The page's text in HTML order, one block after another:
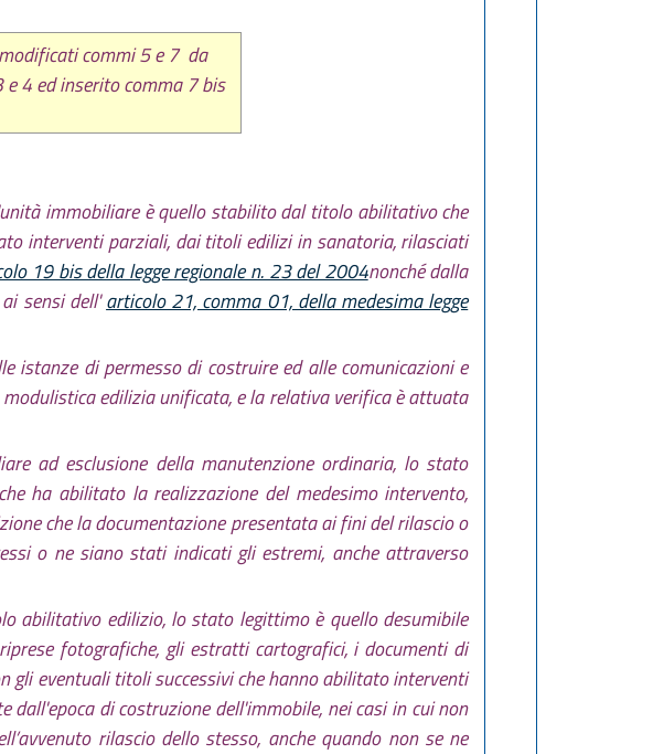
commi 5 e 7 da
4 ed inserito comma 7 bis
immobiliare è quello stabilito dal titolo abilitativo che
interventi parziali, dai titoli edilizi in sanatoria, rilasciati
19 bis della legge regionale n. 23 del 2004nonché dalla
sensi dell'articolo 21, comma 01, della medesima legge
istanze di permesso di costruire ed alle comunicazioni e
edilizia unificata, e la relativa verifica è attuata
ad esclusione della manutenzione ordinaria, lo stato
ha abilitato la realizzazione del medesimo intervento,
che la documentazione presentata ai fini del rilascio o
o ne siano stati indicati gli estremi, anche attraverso
abilitativo edilizio, lo stato legittimo è quello desumibile
fotografiche, gli estratti cartografici, i documenti di
gli eventuali titoli successivi che hanno abilitato interventi
di costruzione dell'immobile, nei casi in cui non
rilascio dello stesso, anche quando non se ne